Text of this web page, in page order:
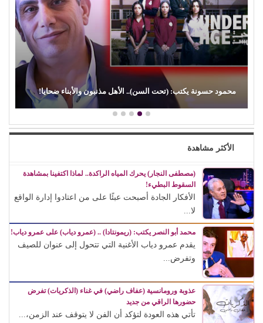
محمود حسونة يكتب: (تحت السن).. الأهل مذنبون والأبناء ضحايا!
الأكثر مشاهدة
(مصطفى النجار) يحرك المياه الراكدة.. لماذا اكتفينا بمشاهدة
السقوط البطيء!
الأفكار الجادة أصبحت عبئًا على من اعتادوا إدارة الواقع
لا...
محمد أبو النصر يكتب: (ريمونتادا) .. (عمرو دياب) على عمرو دياب!
يقدم عمرو دياب الأغنية التي تتحول إلى عنوان للصيف
وتفرض...
عذوبة ورومانسية (عفاف راضي) في غناء (الذكريات) تفرض
حضورها الراقي من جديد
تأتي هذه العودة لتؤكد أن الفن لا يتوقف عند الزمن،...